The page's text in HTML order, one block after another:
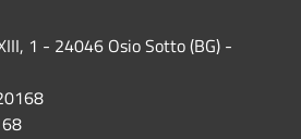
1 - 24046 Osio Sotto (BG) -